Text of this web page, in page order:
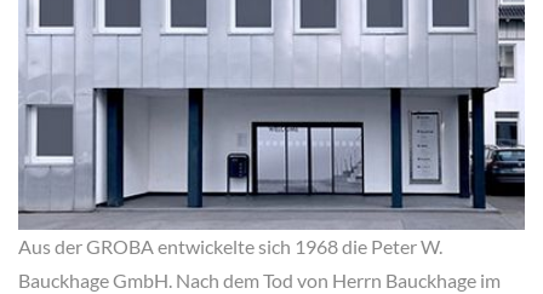
Aus der GROBA entwickelte sich 1968 die Peter W.
Bauckhage GmbH. Nach dem Tod von Herrn Bauckhage im